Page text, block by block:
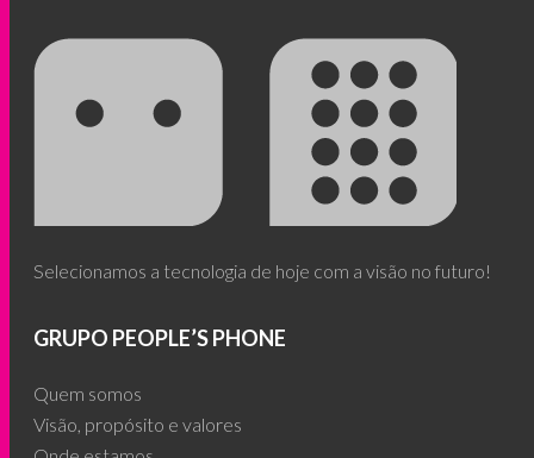
Selecionamos a tecnologia de hoje com a visão no futuro!
GRUPO PEOPLE’S PHONE
Quem somos
Visão, propósito e valores